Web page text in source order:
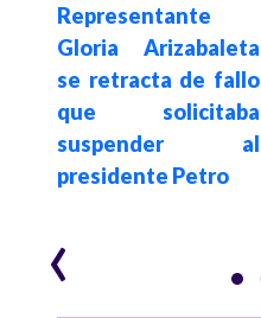
Representante
Gloria Arizabaleta
se retracta de fallo
que solicitaba
suspender al
presidente Petro
‹